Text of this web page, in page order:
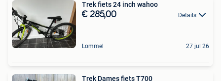
Trek fiets 24 inch wahoo
€ 285,00 Details
Lommel 27 jul 26
Trek Dames fiets T700